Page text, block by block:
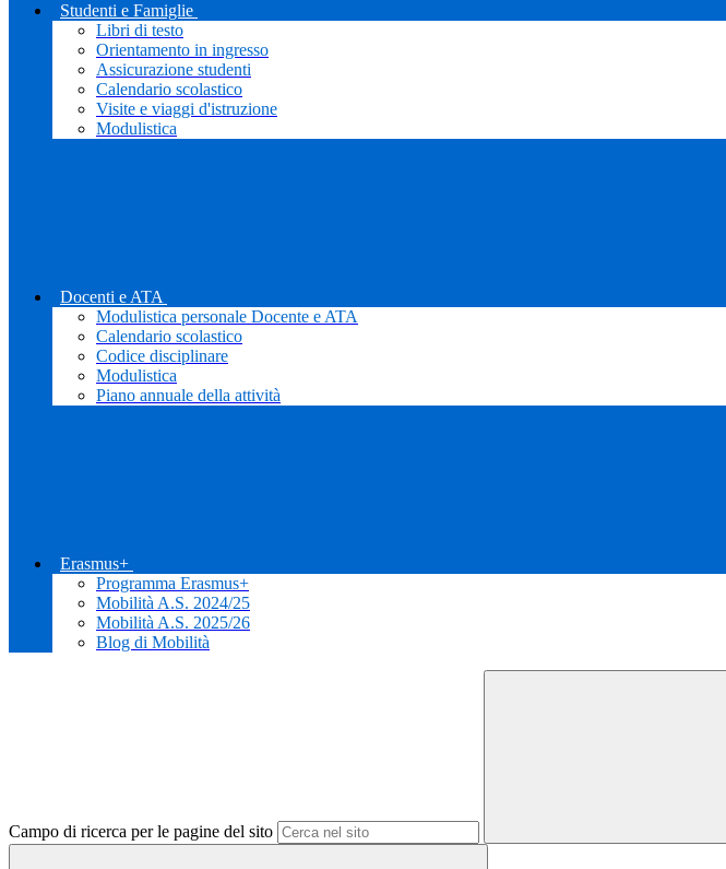
Studenti e Famiglie
Libri di testo
Orientamento in ingresso
Assicurazione studenti
Calendario scolastico
Visite e viaggi d'istruzione
Modulistica
Docenti e ATA
Modulistica personale Docente e ATA
Calendario scolastico
Codice disciplinare
Modulistica
Piano annuale della attività
Erasmus+
Programma Erasmus+
Mobilità A.S. 2024/25
Mobilità A.S. 2025/26
Blog di Mobilità
Campo di ricerca per le pagine del sito